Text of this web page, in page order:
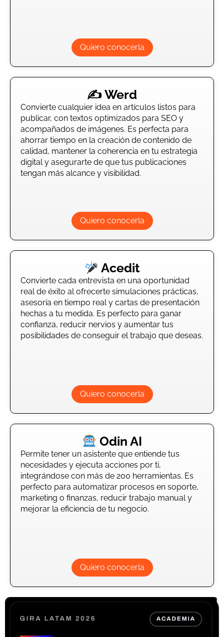
Quiero conocerla
✍️ Werd
Convierte cualquier idea en artículos listos para
publicar, con textos optimizados para SEO y
acompañados de imágenes. Es perfecta para
ahorrar tiempo en la creación de contenido de
calidad, mantener la coherencia en tu estrategia
digital y asegurarte de que tus publicaciones
tengan más alcance y visibilidad.
Quiero conocerla
Acedit
Convierte cada entrevista en una oportunidad
real de éxito al ofrecerte simulaciones prácticas,
asesoría en tiempo real y cartas de presentación
hechas a tu medida. Es perfecto para ganar
confianza, reducir nervios y aumentar tus
posibilidades de conseguir el trabajo que deseas.
Quiero conocerla
Odin AI
Permite tener un asistente que entiende tus
necesidades y ejecuta acciones por ti,
integrándose con más de 200 herramientas. Es
perfecto para automatizar procesos en soporte,
marketing o finanzas, reducir trabajo manual y
mejorar la eficiencia de tu negocio.
Quiero conocerla